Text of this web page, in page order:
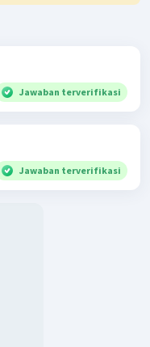
Jawaban terverifikasi
Jawaban terverifikasi